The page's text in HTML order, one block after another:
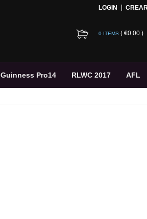
LOGIN
0 ITEMS ( €0.00 )
Guinness Pro14 RLWC 2017 AFL